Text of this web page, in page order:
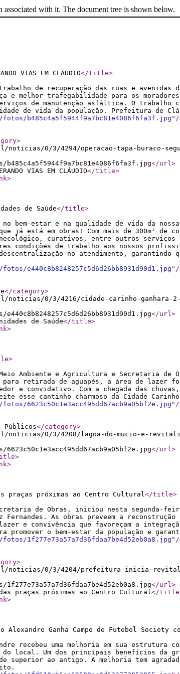
with it. The document tree is shown below.
VIAS EM CLÁUDIO</title>
de recuperação das ruas e avenidas
e melhor trafegabilidade para os
de manutenção asfáltica. O trabalho
de vida da população. Prefeitura de
b485c4a5f5944f9a7bc81e4086f6fa3f.jpg " /
>
0/3/4294/operacao-tapa-buraco-
</url>
VIAS EM CLÁUDIO</title>
>
de Saúde</title>
estar e na qualidade de vida da nossa
já está em obras! Com mais de 300m²
curativos, entre outros serviços
condições de trabalho aos nossos
descentralização no atendimento,
e440c8b8248257c5d6d26bb8931d90d1.jpg " /
</category>
0/3/4216/cidade-carinho-ganhara-2-
</url>
de Saúde</title>
>
>
Ambiente e Agricultura e Secretaria de
retirada de aguapés, a área de lazer
e convidativo. Com a chegada das
esse cantinho charmoso da Cidade
6623c50c1e3acc495dd67acb9a05bf2e.jpg " /
Públicos</category>
noticias/0/3/4208/lagoa-do-mucio-e-
</url>
>
>
próximas ao Centro Cultural</title>
de Obras, iniciou nesta segunda-
As obras preveem a
e convivência que favoreçam a
promover o bem-estar da população e
1f277e73a57a7d36fdaa7be4d52eb0a8.jpg " /
>
noticias/0/3/4204/prefeitura-inicia-
</url>
praças próximas ao Centro Cultural</title
>
Alexandre Ganha Campo de Futebol Society
recebeu uma melhoria em sua
do local. Um dos principais benefícios da
superior ao antigo. A melhoria tem